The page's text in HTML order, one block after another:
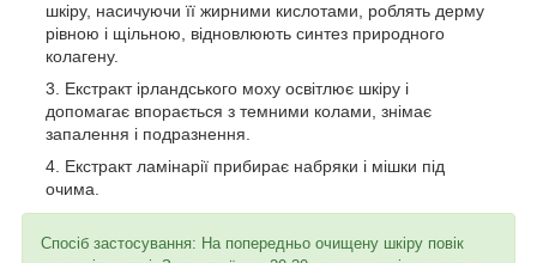
шкіру, насичуючи її жирними кислотами, роблять дерму
рівною і щільною, відновлюють синтез природного
колагену.
Екстракт ірландського моху освітлює шкіру і
допомагає впорається з темними колами, знімає
запалення і подразнення.
Екстракт ламінарії прибирає набряки і мішки під
очима.
Спосіб застосування: На попередньо очищену шкіру повік